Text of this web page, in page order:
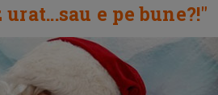
e pe bune?!"